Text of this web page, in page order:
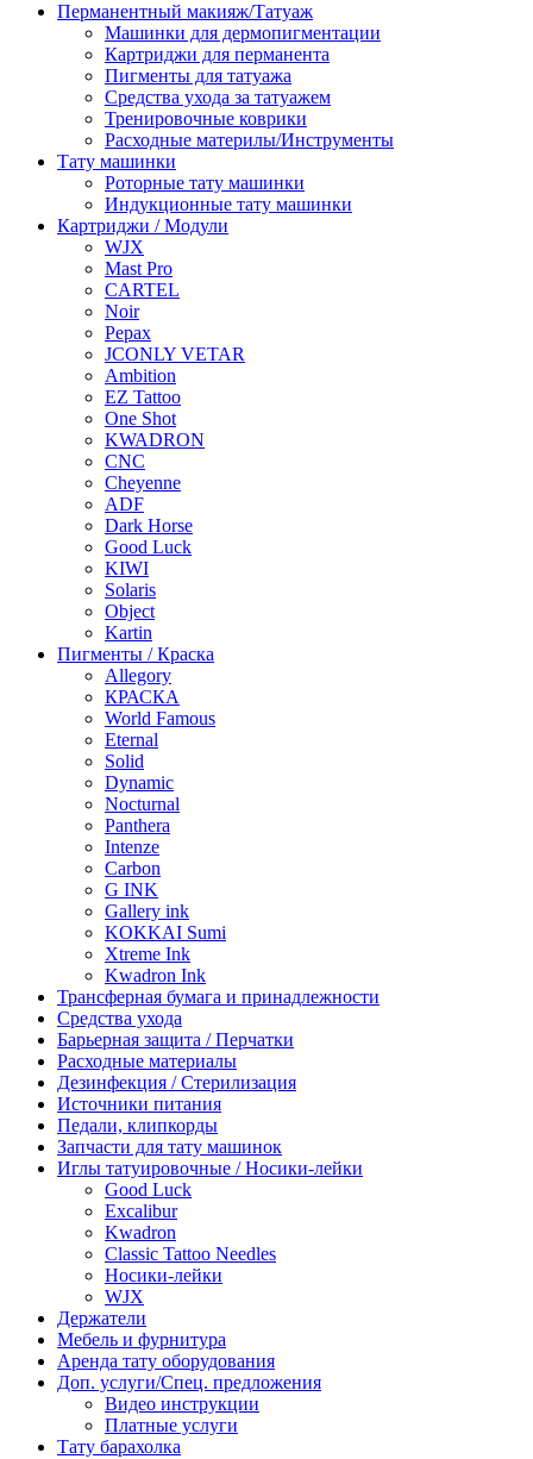
Перманентный макияж/Татуаж
Машинки для дермопигментации
Картриджи для перманента
Пигменты для татуажа
Средства ухода за татуажем
Тренировочные коврики
Расходные материлы/Инструменты
Тату машинки
Роторные тату машинки
Индукционные тату машинки
Картриджи / Модули
WJX
Mast Pro
CARTEL
Noir
Pepax
JCONLY VETAR
Ambition
EZ Tattoo
One Shot
KWADRON
CNC
Cheyenne
ADF
Dark Horse
Good Luck
KIWI
Solaris
Object
Kartin
Пигменты / Краска
Allegory
КРАСКА
World Famous
Eternal
Solid
Dynamic
Nocturnal
Panthera
Intenze
Carbon
G INK
Gallery ink
KOKKAI Sumi
Xtreme Ink
Kwadron Ink
Трансферная бумага и принадлежности
Средства ухода
Барьерная защита / Перчатки
Расходные материалы
Дезинфекция / Стерилизация
Источники питания
Педали, клипкорды
Запчасти для тату машинок
Иглы татуировочные / Носики-лейки
Good Luck
Excalibur
Kwadron
Classic Tattoo Needles
Носики-лейки
WJX
Держатели
Мебель и фурнитура
Аренда тату оборудования
Доп. услуги/Спец. предложения
Видео инструкции
Платные услуги
Тату барахолка